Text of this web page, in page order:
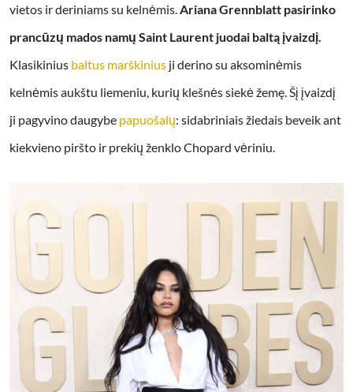
vietos ir deriniams su kelnėmis.Ariana Grennblatt pasirinko
prancūzų mados namų Saint Laurent juodai baltą įvaizdį.
Klasikinius baltus marškinius ji derino su aksominėmis
kelnėmis aukštu liemeniu, kurių klešnės siekė žemę. Šį įvaizdį
ji pagyvino daugybe papuošalų: sidabriniais žiedais beveik ant
kiekvieno piršto ir prekių ženklo Chopard vėriniu.